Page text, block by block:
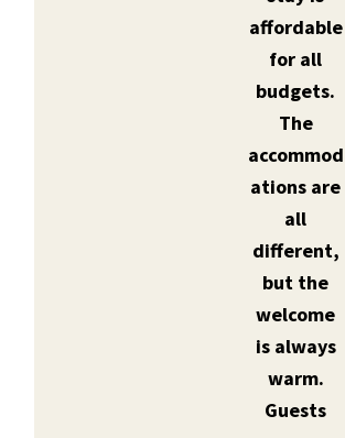
affordable
for all
budgets.
The
accommod
ations are
all
different,
but the
welcome
is always
warm.
Guests